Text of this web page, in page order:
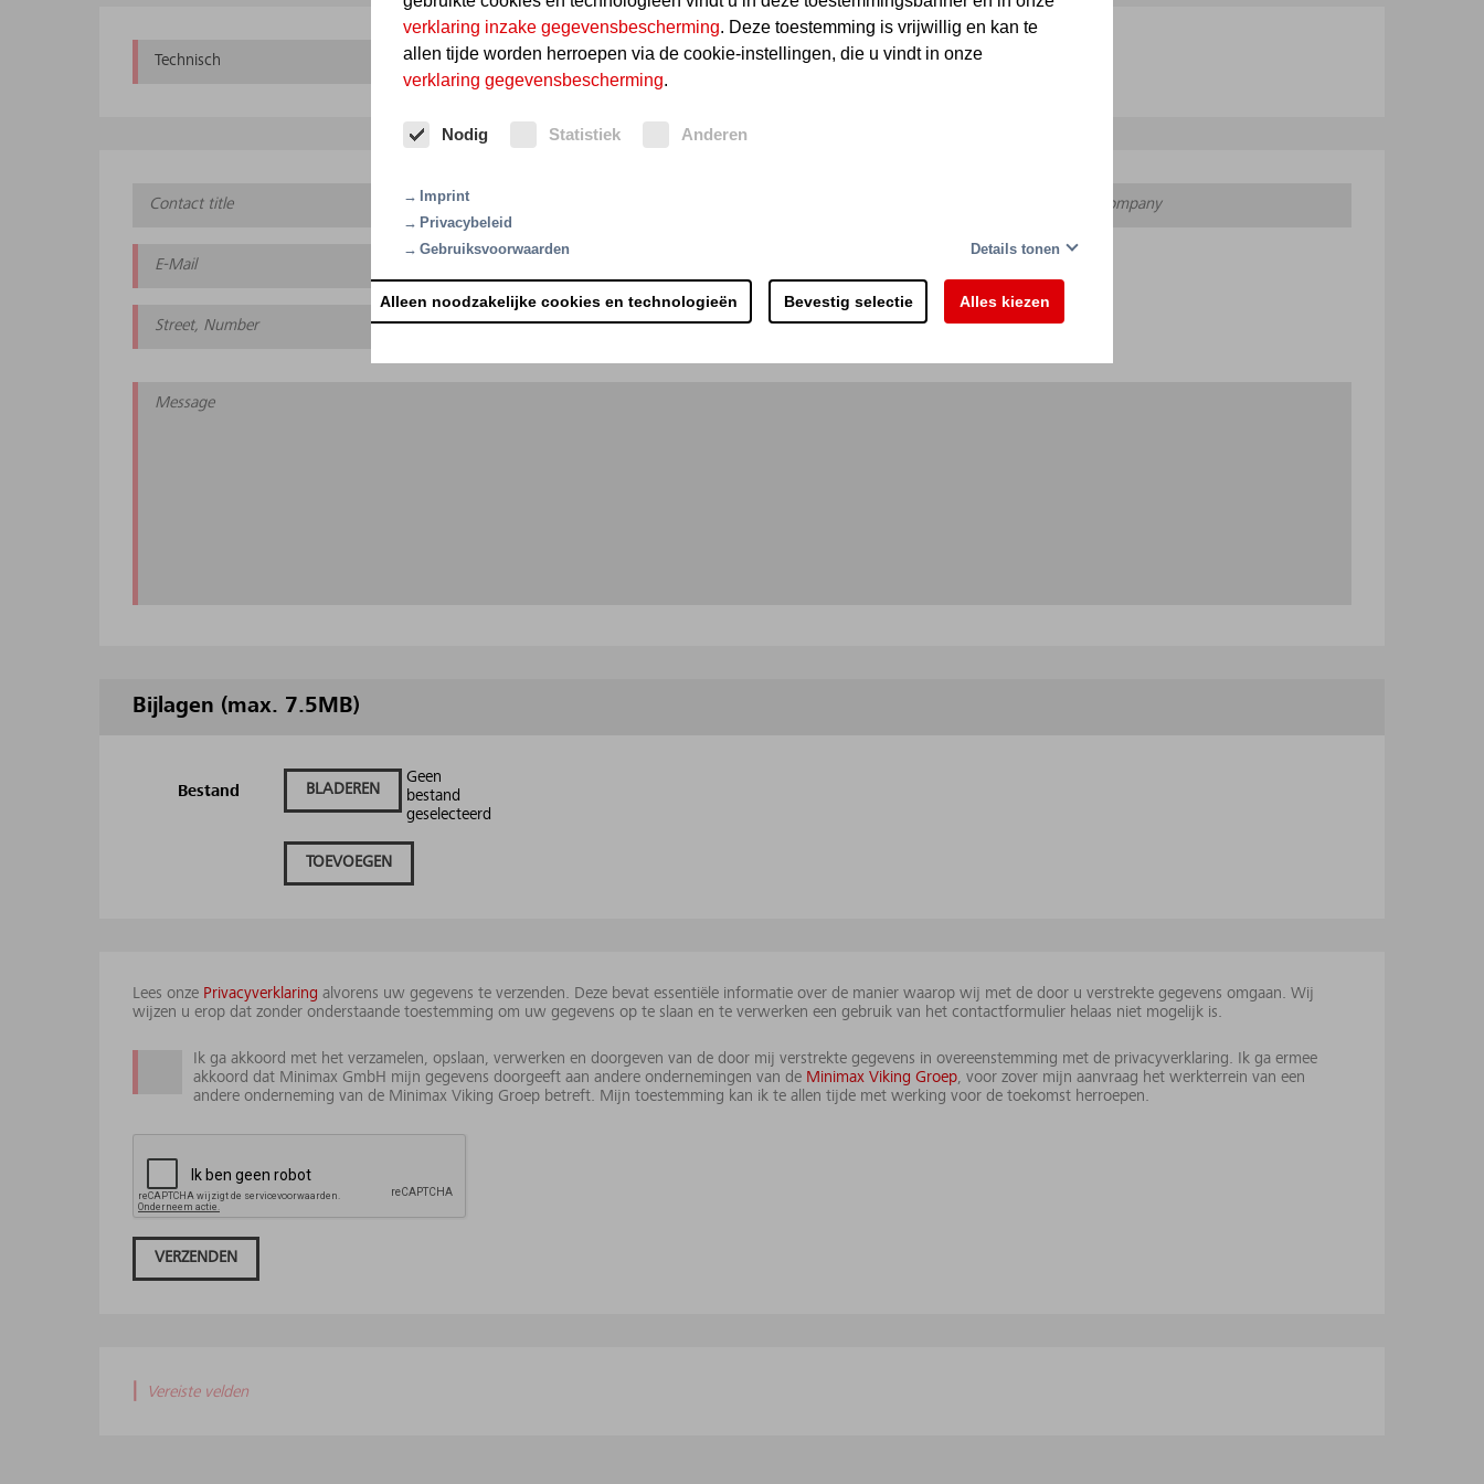
verklaring inzake gegevensbescherming. Deze toestemming is vrijwillig en kan te
allen tijde worden herroepen via de cookie-instellingen, die u vindt in onze
verklaring gegevensbescherming.
Nodig Statistiek Anderen
Imprint
Privacybeleid
Gebruiksvoorwaarden
Details tonen
Alleen noodzakelijke cookies en technologieën Bevestig selectie Alles kiezen
Technisch Brand­meld­tech­niek en blus­in­stal­la­tie­stu­ring
Netherlands
Bijlagen (max. 7.5MB)
Bestand BLADEREN
Geen
bestand
geselecteerd
TOEVOEGEN
Lees onze Privacyverklaring alvorens uw gegevens te verzenden. Deze bevat essentiële informatie over de manier waarop wij met de door u verstrekte gegevens omgaan. Wij
wijzen u erop dat zonder onderstaande toestemming om uw gegevens op te slaan en te verwerken een gebruik van het contactformulier helaas niet mogelijk is.
Ik ga akkoord met het verzamelen, opslaan, verwerken en doorgeven van de door mij verstrekte gegevens in overeenstemming met de privacyverklaring. Ik ga ermee
akkoord dat Minimax GmbH mijn gegevens doorgeeft aan andere ondernemingen van de Minimax Viking Groep, voor zover mijn aanvraag het werkterrein van een
andere onderneming van de Minimax Viking Groep betreft. Mijn toestemming kan ik te allen tijde met werking voor de toekomst herroepen.
VERZENDEN
Vereiste velden